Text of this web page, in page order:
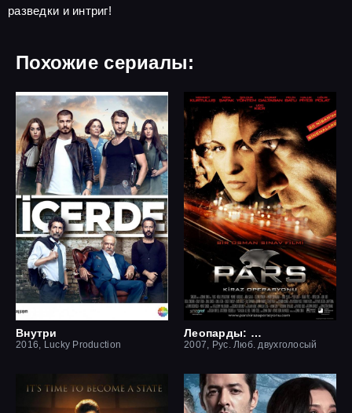
разведки и интриг!
Похожие сериалы:
Внутри
2016, Lucky Production
Леопарды: Операция вишня
2007, Рус. Люб. двухголосый